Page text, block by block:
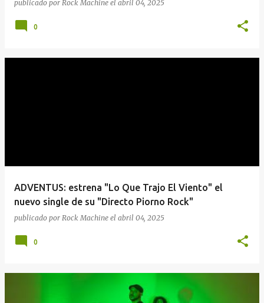
publicado por Rock Machine el abril 04, 2025
0
ADVENTUS: estrena "Lo Que Trajo El Viento" el
nuevo single de su "Directo Piorno Rock"
publicado por Rock Machine el abril 04, 2025
0